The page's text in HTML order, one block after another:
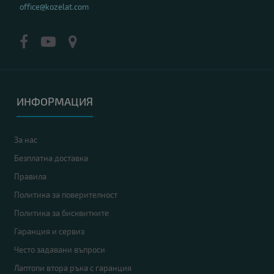
office@kozelat.com
ИНФОРМАЦИЯ
За нас
Безплатна доставка
Правила
Политика за поверителност
Политика за бисквитките
Гаранция и сервиз
Често задавани въпроси
Лаптопи втора ръка с гаранция